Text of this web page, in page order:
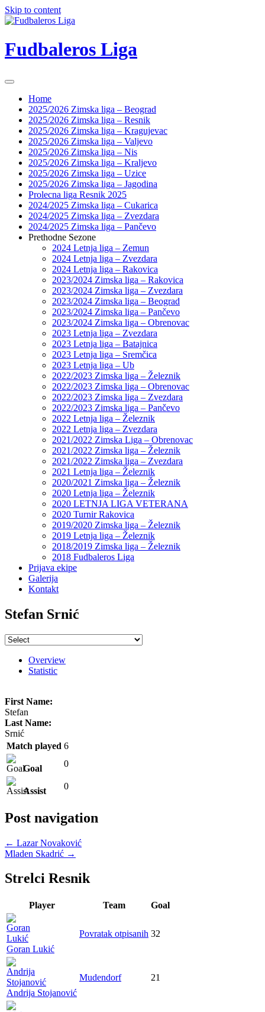
Skip to content
Fudbaleros Liga
Home
2025/2026 Zimska liga – Beograd
2025/2026 Zimska liga – Resnik
2025/2026 Zimska liga – Kragujevac
2025/2026 Zimska liga – Valjevo
2025/2026 Zimska liga – Nis
2025/2026 Zimska liga – Kraljevo
2025/2026 Zimska liga – Uzice
2025/2026 Zimska liga – Jagodina
Prolecna liga Resnik 2025
2024/2025 Zimska liga – Cukarica
2024/2025 Zimska liga – Zvezdara
2024/2025 Zimska liga – Pančevo
Prethodne Sezone
2024 Letnja liga – Zemun
2024 Letnja liga – Zvezdara
2024 Letnja liga – Rakovica
2023/2024 Zimska liga – Rakovica
2023/2024 Zimska liga – Zvezdara
2023/2024 Zimska liga – Beograd
2023/2024 Zimska liga – Pančevo
2023/2024 Zimska liga – Obrenovac
2023 Letnja liga – Zvezdara
2023 Letnja liga – Batajnica
2023 Letnja liga – Sremčica
2023 Letnja liga – Ub
2022/2023 Zimska liga – Železnik
2022/2023 Zimska liga – Obrenovac
2022/2023 Zimska liga – Zvezdara
2022/2023 Zimska liga – Pančevo
2022 Letnja liga – Železnik
2022 Letnja liga – Zvezdara
2021/2022 Zimska Liga – Obrenovac
2021/2022 Zimska liga – Železnik
2021/2022 Zimska liga – Zvezdara
2021 Letnja liga – Železnik
2020/2021 Zimska liga – Železnik
2020 Letnja liga – Železnik
2020 LETNJA LIGA VETERANA
2020 Turnir Rakovica
2019/2020 Zimska liga – Železnik
2019 Letnja liga – Železnik
2018/2019 Zimska liga – Železnik
2018 Fudbaleros Liga
Prijava ekipe
Galerija
Kontakt
Stefan Srnić
Overview
Statistic
First Name:
Stefan
Last Name:
Srnić
Match played 6
Goal 0
Assist 0
Post navigation
← Lazar Novaković
Mladen Skadrić →
Strelci Resnik
Player Team Goal
Goran Lukić
Povratak otpisanih 32
Andrija Stojanović
Mudendorf 21